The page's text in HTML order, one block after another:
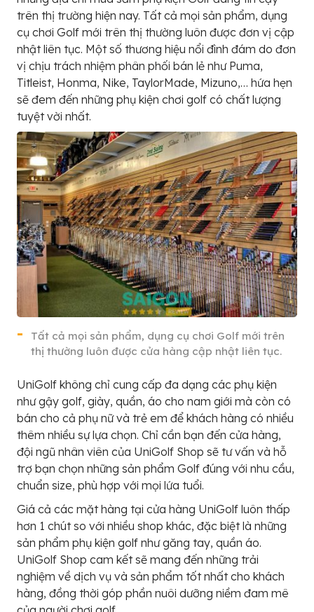
trên thị trường hiện nay. Tất cả mọi sản phẩm, dụng
cụ chơi Golf mới trên thị thường luôn được đơn vị cập
nhật liên tục. Một số thương hiệu nổi đình đám do đơn
vị chịu trách nhiệm phân phối bán lẻ như Puma,
Titleist, Honma, Nike, TaylorMade, Mizuno,… hứa hẹn
sẽ đem đến những phụ kiện chơi golf có chất lượng
tuyệt vời nhất.
Tất cả mọi sản phẩm, dụng cụ chơi Golf mới trên
thị thường luôn được cửa hàng cập nhật liên tục.
UniGolf không chỉ cung cấp đa dạng các phụ kiện
như gậy golf, giày, quần, áo cho nam giới mà còn có
bán cho cả phụ nữ và trẻ em để khách hàng có nhiều
thêm nhiều sự lựa chọn. Chỉ cần bạn đến cửa hàng,
đội ngũ nhân viên của UniGolf Shop sẽ tư vấn và hỗ
trợ bạn chọn những sản phẩm Golf đúng với nhu cầu,
chuẩn size, phù hợp với mọi lứa tuổi.
Giá cả các mặt hàng tại cửa hàng UniGolf luôn thấp
hơn 1 chút so với nhiều shop khác, đặc biệt là những
sản phẩm phụ kiện golf như găng tay, quần áo.
UniGolf Shop cam kết sẽ mang đến những trải
nghiệm về dịch vụ và sản phẩm tốt nhất cho khách
hàng, đồng thời góp phần nuôi dưỡng niềm đam mê